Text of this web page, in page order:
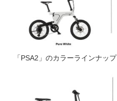
「PSA2」のカラーラインナップ